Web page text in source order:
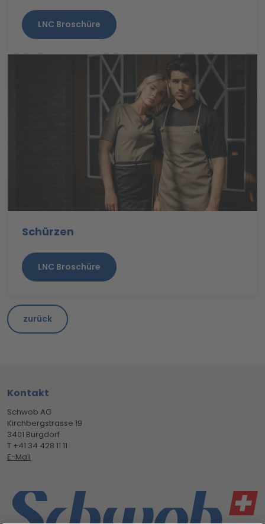
LNC Broschüre
Schürzen
LNC Broschüre
zurück
Kontakt
Schwob AG
Kirchbergstrasse 19
3401 Burgdorf
T +41 34 428 11 11
E-Mail